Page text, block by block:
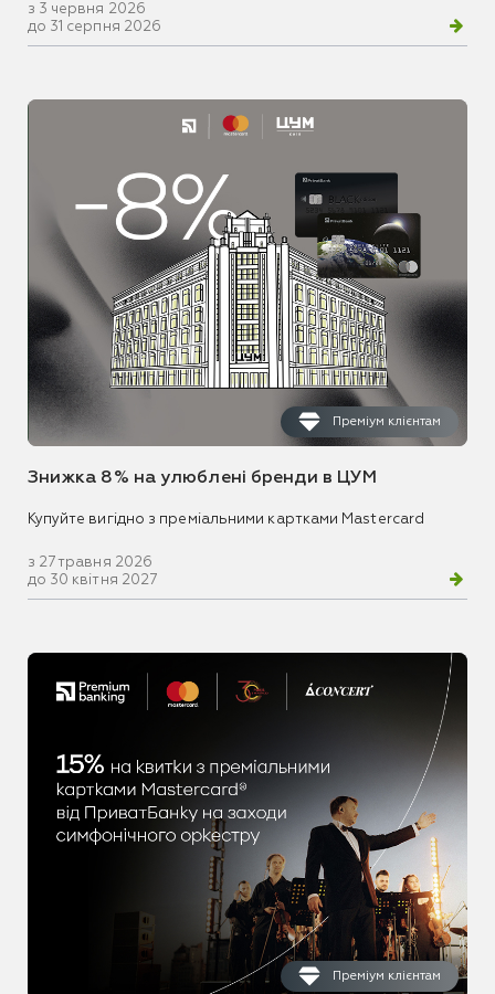
з 3 червня 2026
до 31 серпня 2026
Преміум клієнтам
Знижка 8% на улюблені бренди в ЦУМ
Купуйте вигідно з преміальними картками Mastercard
з 27 травня 2026
до 30 квітня 2027
Преміум клієнтам